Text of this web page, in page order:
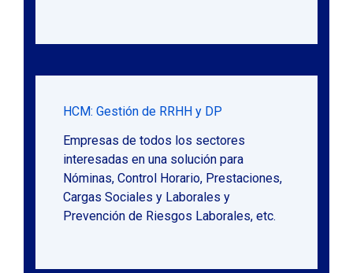
HCM: Gestión de RRHH y DP
Empresas de todos los sectores
interesadas en una solución para
Nóminas, Control Horario, Prestaciones,
Cargas Sociales y Laborales y
Prevención de Riesgos Laborales, etc.